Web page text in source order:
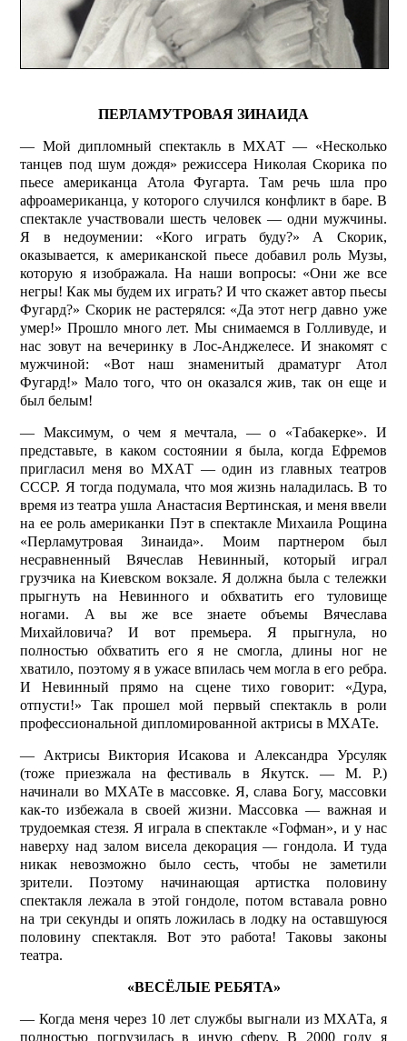
ПЕРЛАМУТРОВАЯ ЗИНАИДА
— Мой дипломный спектакль в МХАТ — «Несколько
танцев под шум дождя» режиссера Николая Скорика по
пьесе американца Атола Фугарта. Там речь шла про
афроамериканца, у которого случился конфликт в баре. В
спектакле участвовали шесть человек — одни мужчины.
Я в недоумении: «Кого играть буду?» А Скорик,
оказывается, к американской пьесе добавил роль Музы,
которую я изображала. На наши вопросы: «Они же все
негры! Как мы будем их играть? И что скажет автор пьесы
Фугард?» Скорик не растерялся: «Да этот негр давно уже
умер!» Прошло много лет. Мы снимаемся в Голливуде, и
нас зовут на вечеринку в Лос-Анджелесе. И знакомят с
мужчиной: «Вот наш знаменитый драматург Атол
Фугард!» Мало того, что он оказался жив, так он еще и
был белым!
— Максимум, о чем я мечтала, — о «Табакерке». И
представьте, в каком состоянии я была, когда Ефремов
пригласил меня во МХАТ — один из главных театров
СССР. Я тогда подумала, что моя жизнь наладилась. В то
время из театра ушла Анастасия Вертинская, и меня ввели
на ее роль американки Пэт в спектакле Михаила Рощина
«Перламутровая Зинаида». Моим партнером был
несравненный Вяче­слав Невинный, который играл
грузчика на Киевском вокзале. Я должна была с тележки
прыгнуть на Невинного и обхватить его туловище
ногами. А вы же все знаете объемы Вячеслава
Михайловича? И вот премьера. Я прыгнула, но
полностью обхватить его я не смогла, длины ног не
хватило, поэтому я в ужасе впилась чем могла в его ребра.
И Невинный прямо на сцене тихо говорит: «Дура,
отпусти!» Так прошел мой первый спектакль в роли
профессиональной дипломированной актрисы в МХАТе.
— Актрисы Виктория Исакова и Александра Урсуляк
(тоже приезжала на фестиваль в Якутск. — М. Р.)
начинали во МХАТе в массовке. Я, слава Богу, массовки
как-то избежала в своей жизни. Массовка — важная и
трудоемкая стезя. Я играла в спектакле «Гофман», и у нас
наверху над залом висела декорация — гондола. И туда
никак невозможно было сесть, чтобы не заметили
зрители. Поэтому начинающая артистка половину
спектакля лежала в этой гондоле, потом вставала ровно
на три секунды и опять ложилась в лодку на оставшуюся
половину спектакля. Вот это работа! Таковы законы
театра.
«ВЕСЁЛЫЕ РЕБЯТА»
— Когда меня через 10 лет службы выгнали из МХАТа, я
полностью погрузилась в иную сферу. В 2000 году я